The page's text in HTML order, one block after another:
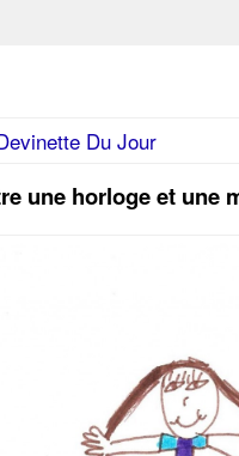
Du Jour
une horloge et une